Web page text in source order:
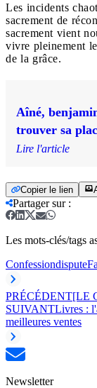
Les incidents
sacrement de
sacrement vient
vivre pleinement
de la grâce.
Aîné,
trouver sa
Lire l'article
Copier le lien
Partager sur:
Les mots-clés/tags
Confessiondispute
PRÉCÉDENT[LE
SUIVANTLivres :
meilleures ventes
Newsletter